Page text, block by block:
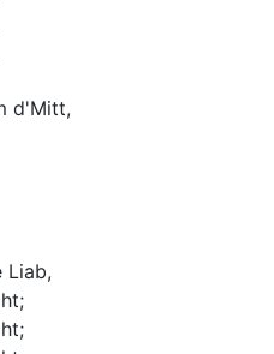
d'Mitt,
Liab,